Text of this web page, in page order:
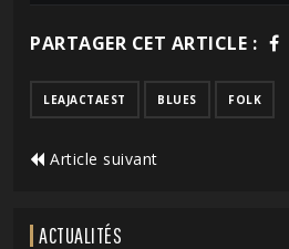
PARTAGER CET ARTICLE :
LEAJACTAEST BLUES FOLK
Article suivant
ACTUALITÉS